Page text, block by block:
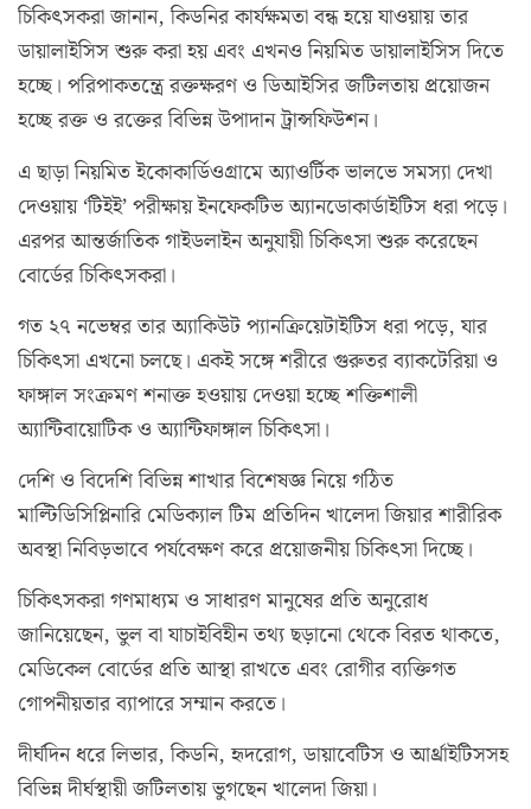
চিকিৎসকরা জানান, কিডনির কার্যক্ষমতা বন্ধ হয়ে যাওয়ায় তার
ডায়ালাইসিস শুরু করা হয় এবং এখনও নিয়মিত ডায়ালাইসিস দিতে
হচ্ছে। পরিপাকতন্ত্রে রক্তক্ষরণ ও ডিআইসির জটিলতায় প্রয়োজন
হচ্ছে রক্ত ও রক্তের বিভিন্ন উপাদান ট্রান্সফিউশন।
এ ছাড়া নিয়মিত ইকোকার্ডিওগ্রামে অ্যাওর্টিক ভালভে সমস্যা দেখা
দেওয়ায় ‘টিইই’ পরীক্ষায় ইনফেকটিভ অ্যানডোকার্ডাইটিস ধরা পড়ে।
এরপর আন্তর্জাতিক গাইডলাইন অনুযায়ী চিকিৎসা শুরু করেছেন
বোর্ডের চিকিৎসকরা।
গত ২৭ নভেম্বর তার অ্যাকিউট প্যানক্রিয়েটাইটিস ধরা পড়ে, যার
চিকিৎসা এখনো চলছে। একই সঙ্গে শরীরে গুরুতর ব্যাকটেরিয়া ও
ফাঙ্গাল সংক্রমণ শনাক্ত হওয়ায় দেওয়া হচ্ছে শক্তিশালী
অ্যান্টিবায়োটিক ও অ্যান্টিফাঙ্গাল চিকিৎসা।
দেশি ও বিদেশি বিভিন্ন শাখার বিশেষজ্ঞ নিয়ে গঠিত
মাল্টিডিসিপ্লিনারি মেডিক্যাল টিম প্রতিদিন খালেদা জিয়ার শারীরিক
অবস্থা নিবিড়ভাবে পর্যবেক্ষণ করে প্রয়োজনীয় চিকিৎসা দিচ্ছে।
চিকিৎসকরা গণমাধ্যম ও সাধারণ মানুষের প্রতি অনুরোধ
জানিয়েছেন, ভুল বা যাচাইবিহীন তথ্য ছড়ানো থেকে বিরত থাকতে,
মেডিকেল বোর্ডের প্রতি আস্থা রাখতে এবং রোগীর ব্যক্তিগত
গোপনীয়তার ব্যাপারে সম্মান করতে।
দীর্ঘদিন ধরে লিভার, কিডনি, হৃদরোগ, ডায়াবেটিস ও আর্থ্রাইটিসসহ
বিভিন্ন দীর্ঘস্থায়ী জটিলতায় ভুগছেন খালেদা জিয়া।